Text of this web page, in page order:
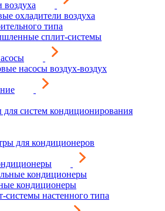
воздуха
охладители воздуха
типа
сплит-системы
насосы воздух-воздух
для систем кондиционирования
для кондиционеров
кондиционеры
кондиционеры
системы настенного типа